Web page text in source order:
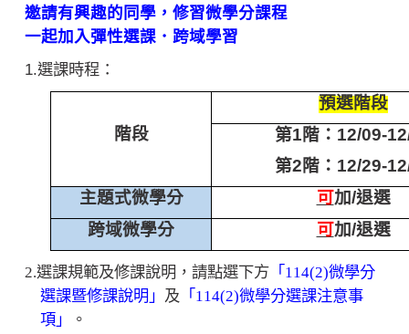
邀請有興趣的同學，修習微學分課程
一起加入彈性選課．跨域學習
1.選課時程：
階段
預選階段
第1階：12/09-
第2階：12/29-
主題式微學分
可加/退選
跨域微學分
可加/退選
2.選課規範及修課說明，請點選下方「114(2)微學分
選課暨修課說明」 及 「114(2)微學分選課注意事
項」
。